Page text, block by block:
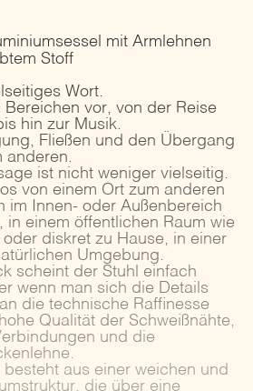
mit Armlehnen
Stoff
Wort.
Bereichen vor, von der Reise
hin zur Musik.
Fließen und den Übergang
anderen.
ist nicht weniger vielseitig.
von einem Ort zum anderen
im Innen- oder Außenbereich
in einem öffentlichen Raum wie
diskret zu Hause, in einer
Umgebung.
scheint der Stuhl einfach
wenn man sich die Details
die technische Raffinesse
Qualität der Schweißnähte,
und die
besteht aus einer weichen und
die über eine